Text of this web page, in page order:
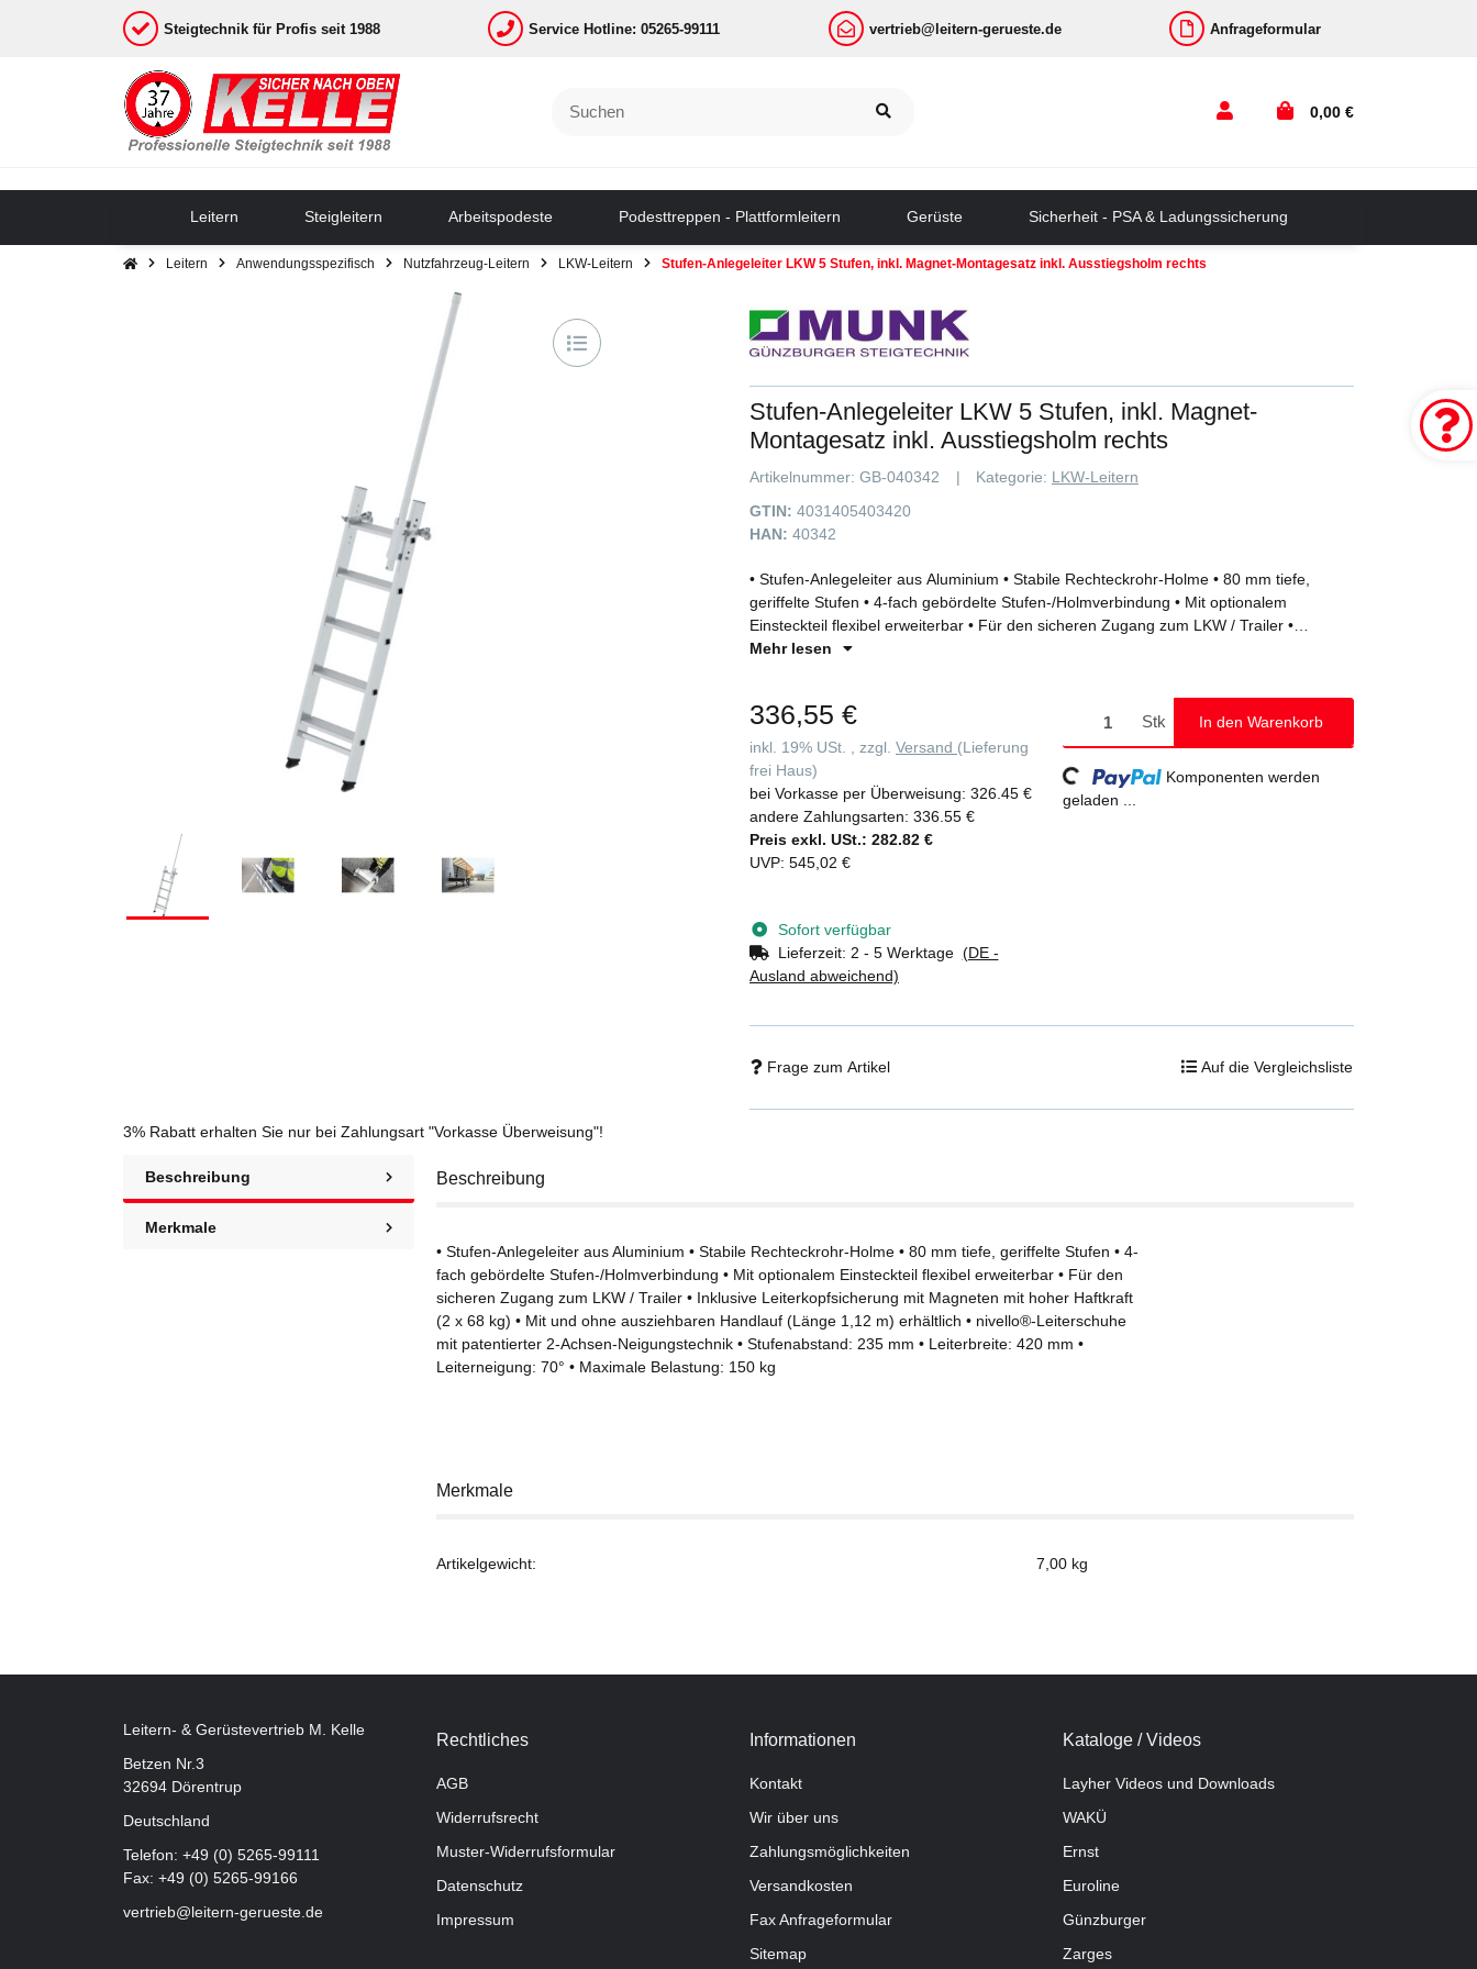
Steigtechnik für Profis seit 1988 Service Hotline: 05265-99111 vertrieb@leitern-gerueste.de Anfrageformular
0,00 €
Leitern Steigleitern Arbeitspodeste Podesttreppen - Plattformleitern Gerüste Sicherheit - PSA & Ladungssicherung
Leitern Anwendungsspezifisch Nutzfahrzeug-Leitern LKW-Leitern Stufen-Anlegeleiter LKW 5 Stufen, inkl. Magnet-Montagesatz inkl. Ausstiegsholm rechts
Stufen-Anlegeleiter LKW 5 Stufen, inkl. Magnet-
Montagesatz inkl. Ausstiegsholm rechts
Artikelnummer: GB-040342 Kategorie: LKW-Leitern
GTIN: 4031405403420
HAN: 40342
• Stufen-Anlegeleiter aus Aluminium • Stabile Rechteckrohr-Holme • 80 mm tiefe,
geriffelte Stufen • 4-fach gebördelte Stufen-/Holmverbindung • Mit optionalem
Einsteckteil flexibel erweiterbar • Für den sicheren Zugang zum LKW / Trailer •
Inklusive Leiterkopfsicherung mit Magneten mit hoher Haftkraft (2 x 68 kg) • Mit und
patentierter 2-Achsen-Neigungstechnik • Stufenabstand: 235 mm • Leiterbreite: 420
mm • Leiterneigung: 70° • Maximale Belastung: 150 kg
Mehr lesen
336,55 €
inkl. 19% USt. , zzgl. Versand (Lieferung
frei Haus)
bei Vorkasse per Überweisung: 326.45 €
andere Zahlungsarten: 336.55 €
Preis exkl. USt.: 282.82 €
UVP: 545,02 €
Sofort verfügbar
Lieferzeit: 2 - 5 Werktage (DE -
Ausland abweichend)
Stk In den Warenkorb
Loading...
Komponenten werden
geladen ...
Frage zum Artikel Auf die Vergleichsliste
3% Rabatt erhalten Sie nur bei Zahlungsart "Vorkasse Überweisung"!
Beschreibung
Merkmale
Beschreibung
• Stufen-Anlegeleiter aus Aluminium • Stabile Rechteckrohr-Holme • 80 mm tiefe, geriffelte Stufen • 4-
fach gebördelte Stufen-/Holmverbindung • Mit optionalem Einsteckteil flexibel erweiterbar • Für den
sicheren Zugang zum LKW / Trailer • Inklusive Leiterkopfsicherung mit Magneten mit hoher Haftkraft
(2 x 68 kg) • Mit und ohne ausziehbaren Handlauf (Länge 1,12 m) erhältlich • nivello®-Leiterschuhe
mit patentierter 2-Achsen-Neigungstechnik • Stufenabstand: 235 mm • Leiterbreite: 420 mm •
Leiterneigung: 70° • Maximale Belastung: 150 kg
Merkmale
Artikelgewicht: 7,00 kg
Leitern- & Gerüstevertrieb M. Kelle
Betzen Nr.3
32694 Dörentrup
Deutschland
Telefon: +49 (0) 5265-99111
Fax: +49 (0) 5265-99166
vertrieb@leitern-gerueste.de
Rechtliches
AGB
Widerrufsrecht
Muster-Widerrufsformular
Datenschutz
Impressum
Informationen
Kontakt
Wir über uns
Zahlungsmöglichkeiten
Versandkosten
Fax Anfrageformular
Sitemap
Kataloge / Videos
Layher Videos und Downloads
WAKÜ
Ernst
Euroline
Günzburger
Zarges